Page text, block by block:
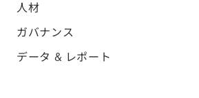
人材
ガバナンス
データ & レポート